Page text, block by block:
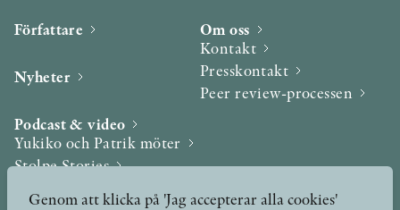
Författare
Nyheter
Podcast & video
Yukiko och Patrik möter
Stolpe Stories
Om oss
Kontakt
Presskontakt
Peer review-processen
Genom att klicka på 'Jag accepterar alla cookies'